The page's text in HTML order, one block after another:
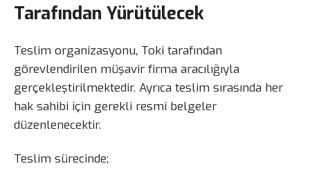
Tarafından Yürütülecek
Teslim organizasyonu, Toki tarafından
görevlendirilen müşavir firma aracılığıyla
gerçekleştirilmektedir. Ayrıca teslim sırasında her
hak sahibi için gerekli resmi belgeler
düzenlenecektir.
Teslim sürecinde;